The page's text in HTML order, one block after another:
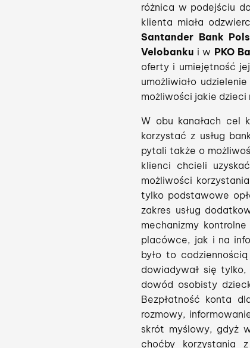
różnica w podejściu
klienta miała
Santander Bank
Velobanku i w PKO
oferty i umiejętność
umożliwiało
możliwości jakie dzieci
W obu kanałach cel
korzystać z usług
pytali także o
klienci chcieli
możliwości
tylko podstawowe
zakres usług
mechanizmy
placówce, jak i na
było to
dowiadywał się
dowód osobisty
Bezpłatność konta
rozmowy,
skrót myślowy, gdyż
choćby korzystania